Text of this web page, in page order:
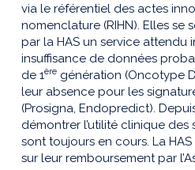
via le référentiel des actes
nomenclature (RIHN). Elles se
par la HAS un service attendu
insuffisance de données
de 1ère génération (Oncotype
leur absence pour les
(Prosigna, Endopredict).
démontrer l’utilité clinique
sont toujours en cours. La
sur leur remboursement par